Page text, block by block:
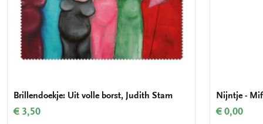
Brillendoekje: Uit volle borst, Judith Stam
€ 3,50
Nijntje -
€ 0,00